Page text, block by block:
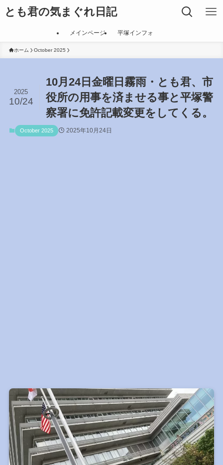
とも君の気まぐれ日記
メインページ 平塚インフォ
ホーム October 2025
10月24日金曜日霧雨・とも君、市
役所の用事を済ませる事と平塚警
察署に免許記載変更をしてくる。
2025
10/24
October 2025 2025年10月24日